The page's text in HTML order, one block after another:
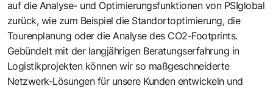
auf die Analyse- und Optimierungsfunktionen von PSIglobal
zurück, wie zum Beispiel die Standortoptimierung, die
Tourenplanung oder die Analyse des CO2-Footprints.
Gebündelt mit der langjährigen Beratungserfahrung in
Logistikprojekten können wir so maßgeschneiderte
Netzwerk-Lösungen für unsere Kunden entwickeln und